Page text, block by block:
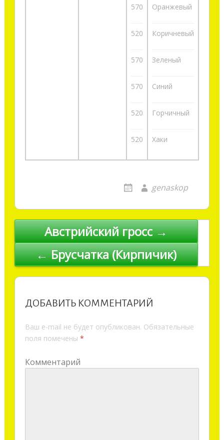
570
520
570
570
520
520
Оранжевый
Коричневый
Зеленый
Синий
Горчичный
Хаки
genaskop
Навигация по записям
Австрийский гросс →
← Брусчатка (Кирпичик)
ДОБАВИТЬ КОММЕНТАРИЙ
Ваш e-mail не будет опубликован. Обязательные
поля помечены *
Комментарий